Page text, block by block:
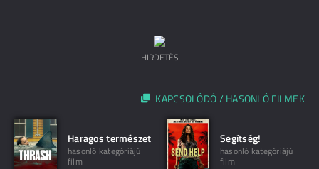
HIRDETÉS
KAPCSOLÓDÓ / HASONLÓ FILMEK
Haragos természet
hasonló kategóriájú
film
Segítség!
hasonló kategóriájú
film